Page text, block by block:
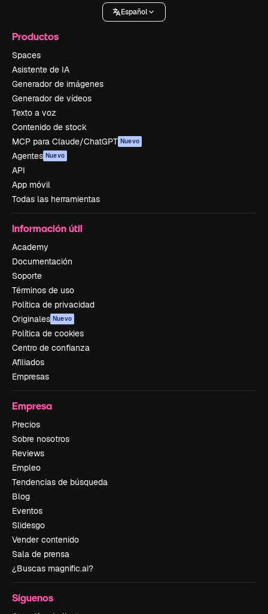
Español
Productos
Spaces
Asistente de IA
Generador de imágenes
Generador de vídeos
Texto a voz
Contenido de stock
MCP para Claude/ChatGPT Nuevo
Agentes Nuevo
API
App móvil
Todas las herramientas
Información útil
Academy
Documentación
Soporte
Términos de uso
Política de privacidad
Originales Nuevo
Política de cookies
Centro de confianza
Afiliados
Empresas
Empresa
Precios
Sobre nosotros
Reviews
Empleo
Tendencias de búsqueda
Blog
Eventos
Slidesgo
Vender contenido
Sala de prensa
¿Buscas magnific.ai?
Síguenos